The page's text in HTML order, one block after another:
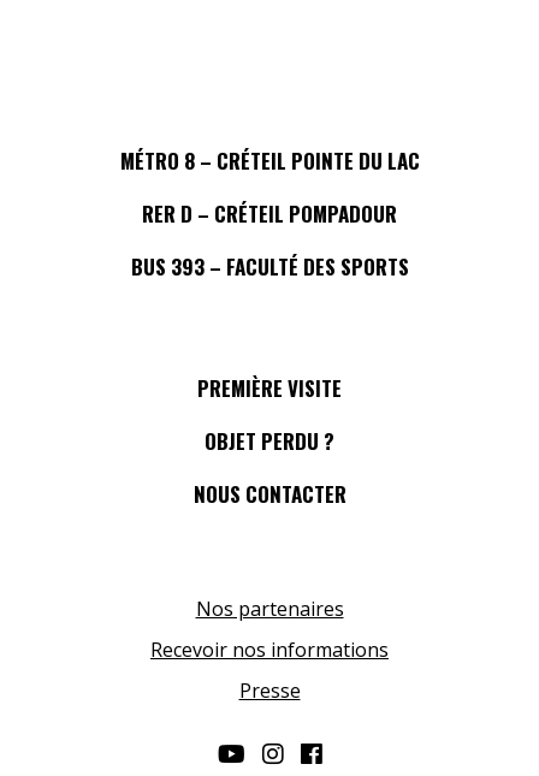
MÉTRO 8 – CRÉTEIL POINTE DU LAC
RER D – CRÉTEIL POMPADOUR
BUS 393 – FACULTÉ DES SPORTS
PREMIÈRE VISITE
OBJET PERDU ?
NOUS CONTACTER
Nos partenaires
Recevoir nos informations
Presse